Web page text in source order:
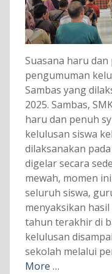
Suasana haru
pengumuman
Sambas yang
2025. Sambas,
haru dan penuh
kelulusan siswa
dilaksanakan
digelar secara
mewah, momen
seluruh siswa,
menyaksikan
tahun terakhir di
kelulusan
sekolah melalui
More …